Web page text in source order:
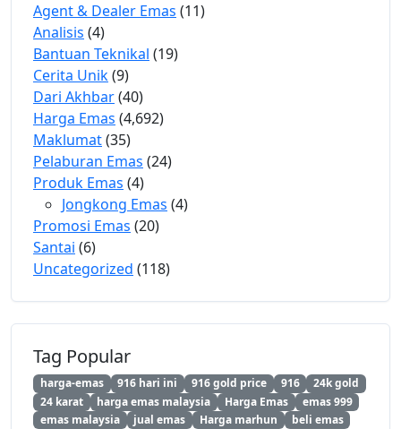
Agent & Dealer Emas (11)
Analisis (4)
Bantuan Teknikal (19)
Cerita Unik(9)
Dari Akhbar(40)
Harga Emas (4,692)
Maklumat(35)
Pelaburan Emas (24)
Produk Emas (4)
Jongkong Emas (4)
Promosi Emas (20)
Santai (6)
Uncategorized (118)
Tag Popular
harga-emas 916 hari ini 916 gold price 916
24k gold
24 karat
harga emas malaysia Harga Emas
emas 999
emas malaysia
jual emas Harga marhun
beli emas